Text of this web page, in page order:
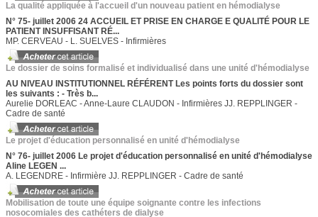
La qualité appliquée à l'accueil d'un nouveau patient en hémodialyse
N° 75- juillet 2006 24 ACCUEIL ET PRISE EN CHARGE E QUALITÉ POUR LE
PATIENT INSUFFISANT RÉ...
MP. CERVEAU - L. SUELVES - Infirmières
Le dossier de soins formalisé et individualisé dans une unité d'hémodialyse
AU NIVEAU INSTITUTIONNEL RÉFÉRENT Les points forts du dossier sont
les suivants : - Très b...
Aurelie DORLEAC - Anne-Laure CLAUDON - Infirmières JJ. REPPLINGER -
Cadre de santé
Le projet d'éducation personnalisé en unité d'hémodialyse
N° 76- juillet 2006 Le projet d'éducation personnalisé en unité d'hémodialyse
Aline LEGEN ...
A. LEGENDRE - Infirmière JJ. REPPLINGER - Cadre de santé
Mobilisation de toute une équipe soignante contre les infections
nosocomiales des cathéters de dialyse